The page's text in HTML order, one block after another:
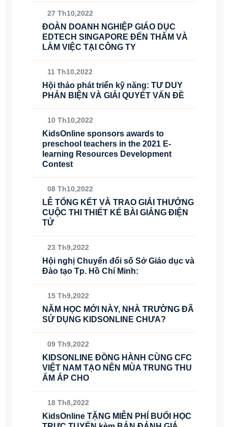
27 Th10,2022
ĐOÀN DOANH NGHIỆP GIÁO DỤC
EDTECH SINGAPORE ĐẾN THĂM VÀ
LÀM VIỆC TẠI CÔNG TY
11 Th10,2022
Hội thảo phát triển kỹ năng: TƯ DUY
PHẢN BIỆN VÀ GIẢI QUYẾT VẤN ĐỀ
10 Th10,2022
KidsOnline sponsors awards to
preschool teachers in the 2021 E-
learning Resources Development
Contest
08 Th10,2022
LỄ TỔNG KẾT VÀ TRAO GIẢI THƯỞNG
CUỘC THI THIẾT KẾ BÀI GIẢNG ĐIỆN
TỬ
23 Th9,2022
Hội nghị Chuyển đổi số Sở Giáo dục và
Đào tạo Tp. Hồ Chí Minh:
15 Th9,2022
NĂM HỌC MỚI NÀY, NHÀ TRƯỜNG ĐÃ
SỬ DỤNG KIDSONLINE CHƯA?
09 Th9,2022
KIDSONLINE ĐỒNG HÀNH CÙNG CFC
VIỆT NAM TẠO NÊN MÙA TRUNG THU
ẤM ÁP CHO
18 Th8,2022
KidsOnline TẶNG MIỄN PHÍ BUỔI HỌC